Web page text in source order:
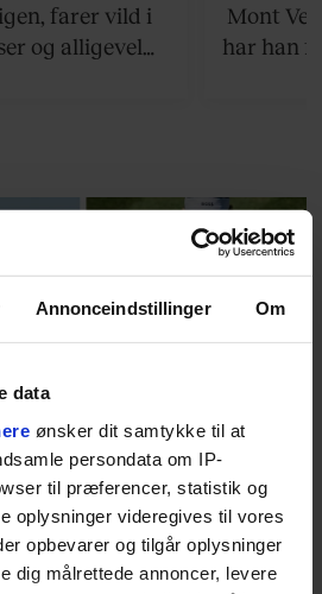
Annonceindstillinger Om
data
ønsker dit samtykke til at
persondata om IP-
til præferencer, statistik og
oplysninger videregives til vores
opbevarer og tilgår oplysninger
dig målrettede annoncer, levere
farer vild i
og alligevel
Her indtager
popstjerne selv
i et portræt om
og den
Mont
har han
er relevant langt ud over
til det kommende partnerskab
BOSS sin position i